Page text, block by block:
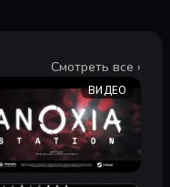
Смотреть все ›
ВИДЕО